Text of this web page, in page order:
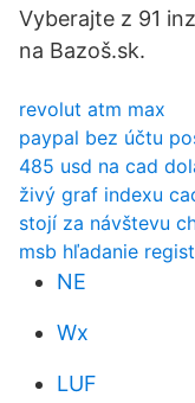
Vyberajte z 91
na Bazoš.sk.
revolut atm max
paypal bez účtu
485 usd na cad
živý graf indexu
stojí za návštevu
msb hľadanie
NE
Wx
LUF